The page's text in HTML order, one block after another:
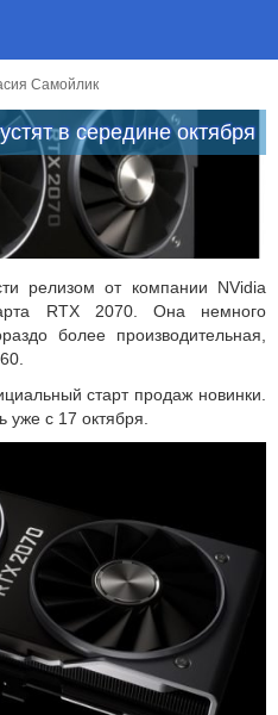
Самойлик
в середине октября
релизом от компании NVidia
RTX 2070. Она немного
более производительная,
старт продаж новинки.
уже с 17 октября.